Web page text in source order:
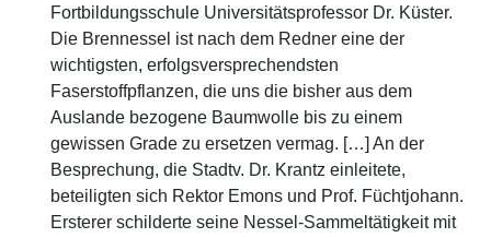
Fortbildungsschule Universitätsprofessor Dr. Küster.
Die Brennessel ist nach dem Redner eine der
wichtigsten, erfolgsversprechendsten
Faserstoffpflanzen, die uns die bisher aus dem
Auslande bezogene Baumwolle bis zu einem
gewissen Grade zu ersetzen vermag. […] An der
Besprechung, die Stadtv. Dr. Krantz einleitete,
beteiligten sich Rektor Emons und Prof. Füchtjohann.
Ersterer schilderte seine Nessel-Sammeltätigkeit mit